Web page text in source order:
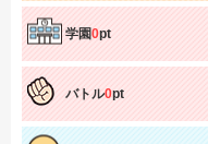
学園0pt
バトル0pt